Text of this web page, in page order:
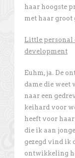
haar hoogste
met haar groot
Little personal
development
Euhm, ja. De
dame die weet
naar een
keihard voor
heeft voor
die ik aan
gezegd vind ik
ontwikkeling